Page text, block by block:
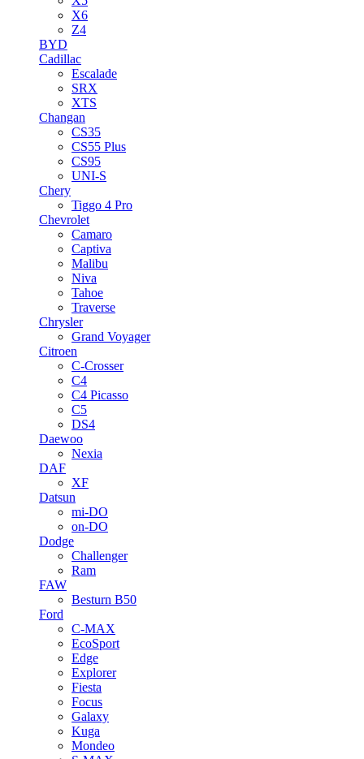
X6
Z4
BYD
Cadillac
Escalade
SRX
XTS
Changan
CS35
CS55 Plus
CS95
UNI-S
Chery
Tiggo 4 Pro
Chevrolet
Camaro
Captiva
Malibu
Niva
Tahoe
Traverse
Chrysler
Grand Voyager
Citroen
C-Crosser
C4
C4 Picasso
C5
DS4
Daewoo
Nexia
DAF
XF
Datsun
mi-DO
on-DO
Dodge
Challenger
Ram
FAW
Besturn B50
Ford
C-MAX
EcoSport
Edge
Explorer
Fiesta
Focus
Galaxy
Kuga
Mondeo